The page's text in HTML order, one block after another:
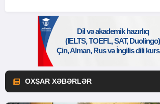
OXŞAR XƏBƏRLƏR